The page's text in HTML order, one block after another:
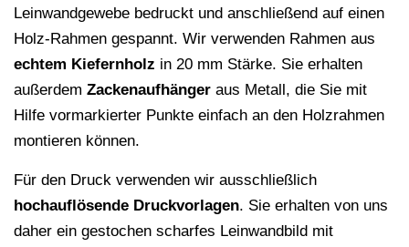
Leinwandgewebe bedruckt und anschließend auf einen
Holz-Rahmen gespannt. Wir verwenden Rahmen aus
echtem Kiefernholz in 20 mm Stärke. Sie erhalten
außerdem Zackenaufhänger aus Metall, die Sie mit
Hilfe vormarkierter Punkte einfach an den Holzrahmen
montieren können.
Für den Druck verwenden wir ausschließlich
hochauflösende Druckvorlagen. Sie erhalten von uns
daher ein gestochen scharfes Leinwandbild mit